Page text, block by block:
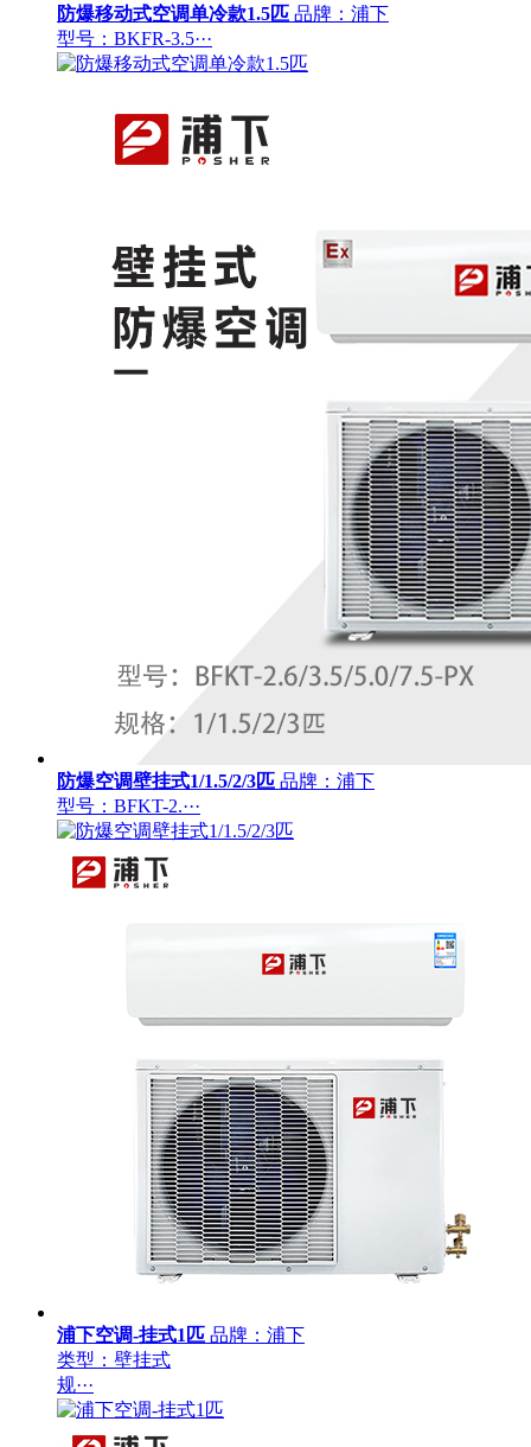
防爆移动式空调单冷款1.5匹 品牌：浦下
型号：BKFR-3.5···
防爆空调壁挂式1/1.5/2/3匹 品牌：浦下
型号：BFKT-2.···
浦下空调-挂式1匹 品牌：浦下
类型：壁挂式
规···